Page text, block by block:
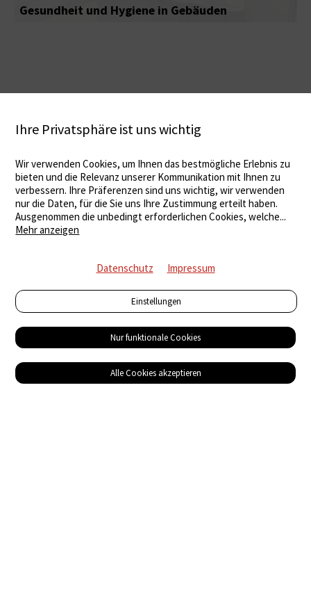
Gesundheit und Hygiene in Gebäuden
Ihre Privatsphäre ist uns wichtig
Wir verwenden Cookies, um Ihnen das bestmögliche Erlebnis zu
bieten und die Relevanz unserer Kommunikation mit Ihnen zu
verbessern. Ihre Präferenzen sind uns wichtig, wir verwenden
nur die Daten, für die Sie uns Ihre Zustimmung erteilt haben.
Ausgenommen die unbedingt erforderlichen Cookies, welche...
Mehr anzeigen
Datenschutz Impressum
Einstellungen
Nur funktionale Cookies
Alle Cookies akzeptieren